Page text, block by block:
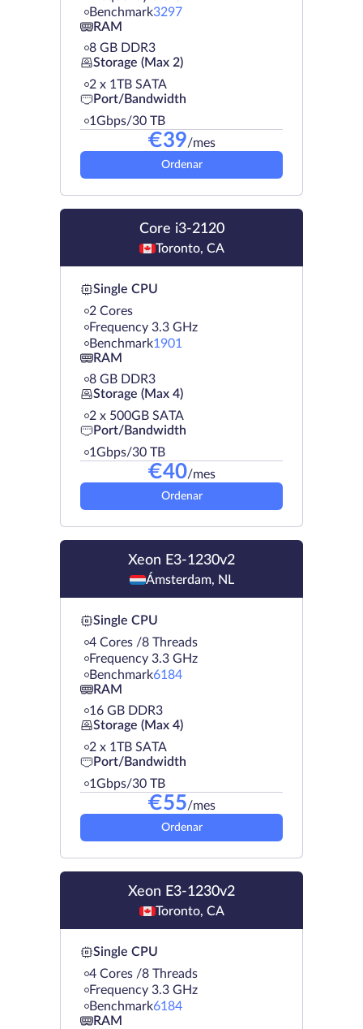
Benchmark3297
RAM
8 GB DDR3
Storage (Max 2)
2 х 1TB SATA
Port/Bandwidth
1Gbps/30 TB
€39/mes
Ordenar
Core i3-2120
Toronto, CA
Single CPU
2 Cores
Frequency 3.3 GHz
Benchmark1901
RAM
8 GB DDR3
Storage (Max 4)
2 х 500GB SATA
Port/Bandwidth
1Gbps/30 TB
€40/mes
Ordenar
Xeon E3-1230v2
Ámsterdam, NL
Single CPU
4 Cores /8 Threads
Frequency 3.3 GHz
Benchmark6184
RAM
16 GB DDR3
Storage (Max 4)
2 х 1TB SATA
Port/Bandwidth
1Gbps/30 TB
€55/mes
Ordenar
Xeon E3-1230v2
Toronto, CA
Single CPU
4 Cores /8 Threads
Frequency 3.3 GHz
Benchmark6184
RAM